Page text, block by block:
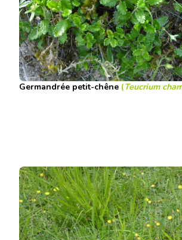
Germandrée petit-chêne (Teucrium